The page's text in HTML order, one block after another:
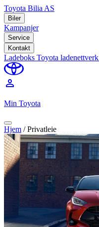
Toyota Bilia AS
Biler
Kampanjer
Service
Kontakt
Ladeboks Toyota ladenettverk
perm_identity
Min Toyota
Hjem /Privatleie